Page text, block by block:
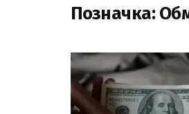
Позначка: